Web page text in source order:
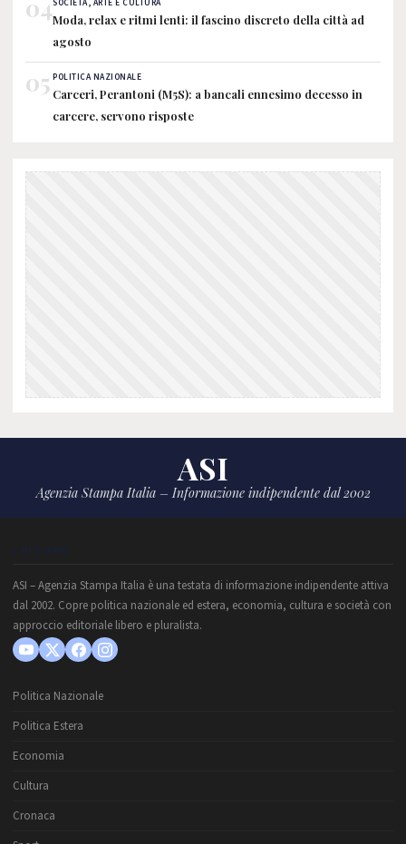
04SOCIETÀ, ARTE E CULTURA
Moda, relax e ritmi lenti: il fascino discreto della città ad
agosto
05 POLITICA NAZIONALE
Carceri, Perantoni (M5S): a bancali ennesimo decesso in
carcere, servono risposte
ASI
Agenzia Stampa Italia – Informazione indipendente dal 2002
CHI SIAMO
ASI – Agenzia Stampa Italia è una testata di informazione indipendente attiva
dal 2002. Copre politica nazionale ed estera, economia, cultura e società con
approccio editoriale libero e pluralista.
Politica Nazionale
Politica Estera
Economia
Cultura
Cronaca